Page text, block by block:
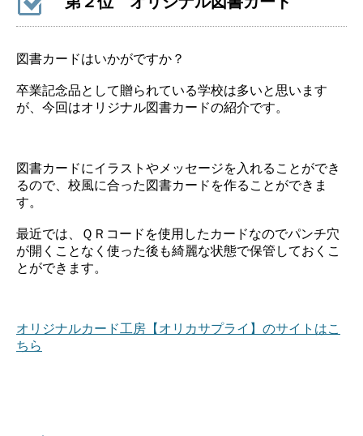
図書カードはいかがですか？
卒業記念品として贈られている学校は多いと思います
が、今回はオリジナル図書カードの紹介です。
図書カードにイラストやメッセージを入れることができ
るので、校風に合った図書カードを作ることができま
す。
最近では、ＱＲコードを使用したカードなのでパンチ穴
が開くことなく使った後も綺麗な状態で保管しておくこ
とができます。
オリジナルカード工房【オリカサプライ】のサイトはこ
ちら